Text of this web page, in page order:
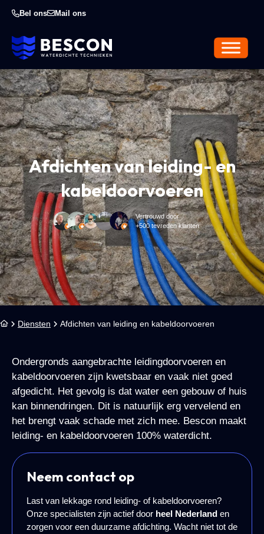
Bel ons Mail ons
Afdichten van leiding- en
kabeldoorvoeren
Vertrouwd door
+500 tevreden klanten
Diensten Afdichten van leiding en kabeldoorvoeren
Ondergronds aangebrachte leidingdoorvoeren en
kabeldoorvoeren zijn kwetsbaar en vaak niet goed
afgedicht. Het gevolg is dat water een gebouw of huis
kan binnendringen. Dit is natuurlijk erg vervelend en
het brengt vaak schade met zich mee. Bescon maakt
leiding- en kabeldoorvoeren 100% waterdicht.
Neem contact op
Last van lekkage rond leiding- of kabeldoorvoeren?
Onze specialisten zijn actief door heel Nederland en
zorgen voor een duurzame afdichting. Wacht niet tot de